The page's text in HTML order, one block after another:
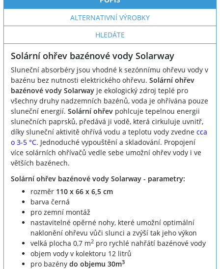
ALTERNATIVNÍ VÝROBKY
HLEDÁTE
Solární ohřev bazénové vody Solarway
Sluneční absorbéry jsou vhodné k sezónnímu ohřevu vody v
bazénu bez nutnosti elektrického ohřevu. Solární ohřev
bazénové vody Solarway je ekologický zdroj teplé pro
všechny druhy nadzemních bazénů, voda je ohřívána pouze
sluneční energií. Solární ohřev pohlcuje tepelnou energii
slunečních paprsků, předává ji vodě, která cirkuluje uvnitř,
díky sluneční aktivitě ohřívá vodu a teplotu vody zvedne cca
o 3-5 °C. Jednoduché vypouštění a skladování. Propojení
více solárních ohřívačů vedle sebe umožní ohřev vody i ve
větších bazénech.
Solární ohřev bazénové vody Solarway - parametry:
rozměr 110 x 66 x 6,5 cm
barva černá
pro zemní montáž
nastavitelné opěrné nohy, které umožní optimální
naklonění ohřevu vůči slunci a zvýší tak jeho výkon
velká plocha 0,7 m2 pro rychlé nahřátí bazénové vody
objem vody v kolektoru 12 litrů
pro bazény do objemu 30m3